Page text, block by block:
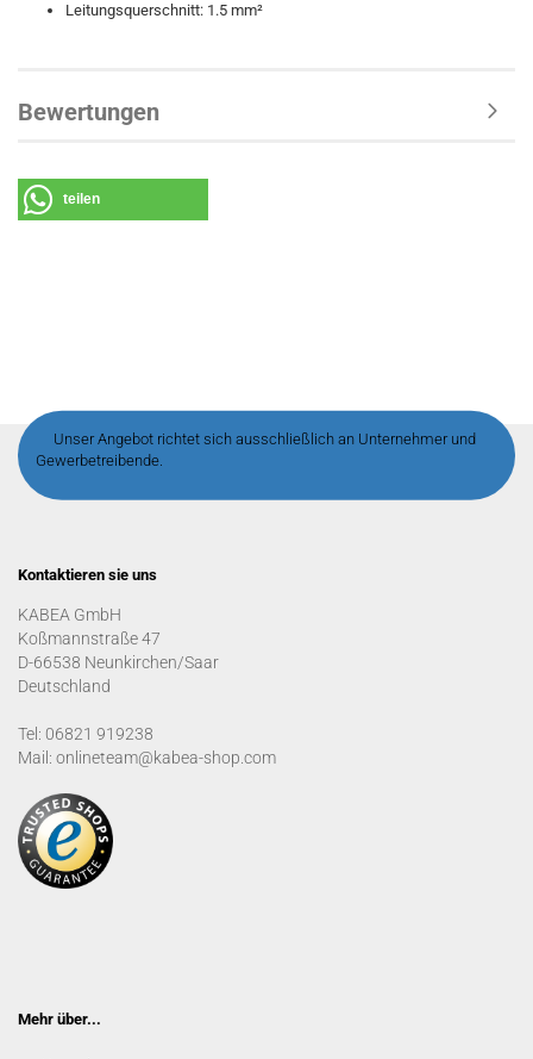
Leitungsquerschnitt: 1.5 mm²
Bewertungen
teilen
Unser Angebot richtet sich ausschließlich an Unternehmer und
Gewerbetreibende.
Kontaktieren sie uns
KABEA GmbH
Koßmannstraße 47
D-66538 Neunkirchen/Saar
Deutschland
Tel: 06821 919238
Mail: onlineteam@kabea-shop.com
Mehr über...